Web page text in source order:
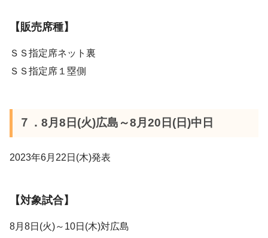
【販売席種】
ＳＳ指定席ネット裏
ＳＳ指定席１塁側
７．8月8日(火)広島～8月20日(日)中日
2023年6月22日(木)発表
【対象試合】
8月8日(火)～10日(木)対広島